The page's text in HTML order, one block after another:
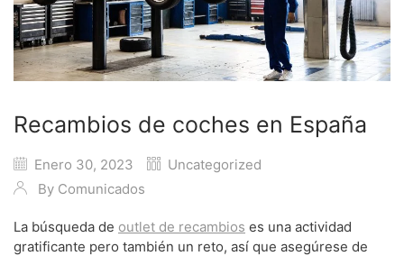
Recambios de coches en España
Enero 30, 2023
Uncategorized
By Comunicados
La búsqueda de outlet de recambios es una actividad
gratificante pero también un reto, así que asegúrese de